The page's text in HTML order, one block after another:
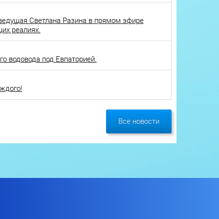
Светлана Разина в прямом эфире
реалиях.
водовода под Евпаторией.
Все новости